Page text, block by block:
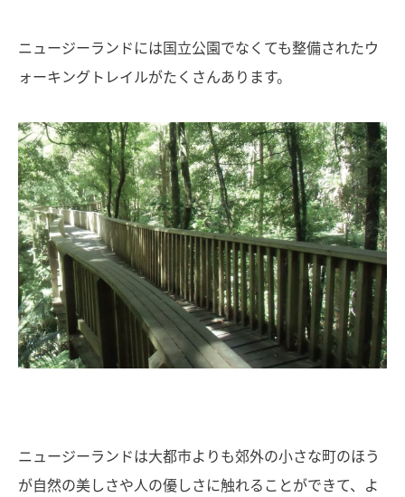
ニュージーランドには国立公園でなくても整備されたウ
ォーキングトレイルがたくさんあります。
ニュージーランドは大都市よりも郊外の小さな町のほう
が自然の美しさや人の優しさに触れることができて、よ